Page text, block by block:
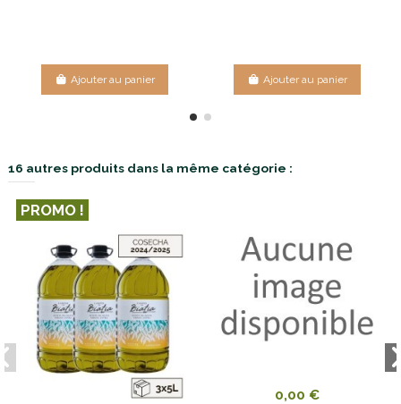
Ajouter au panier Ajouter au panier
16 autres produits dans la même catégorie :
PROMO !
0,00 €